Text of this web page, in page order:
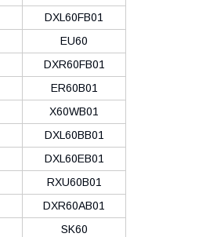
DXL60FB01
EU60
DXR60FB01
ER60B01
X60WB01
DXL60BB01
DXL60EB01
RXU60B01
DXR60AB01
SK60